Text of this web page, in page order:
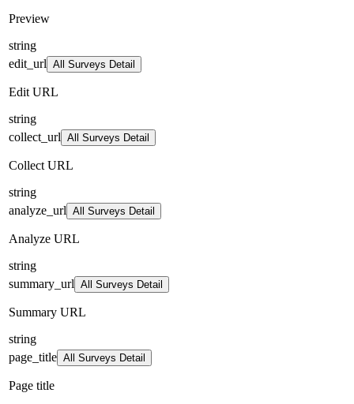
Preview
string
edit_url All Surveys Detail
Edit URL
string
collect_url All Surveys Detail
Collect URL
string
analyze_url All Surveys Detail
Analyze URL
string
summary_url All Surveys Detail
Summary URL
string
page_title All Surveys Detail
Page title